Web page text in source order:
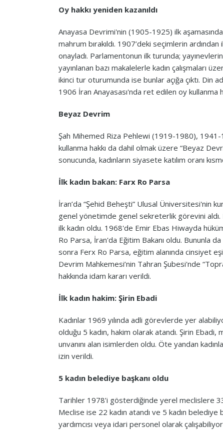
Oy hakkı yeniden kazanıldı
Anayasa Devrimi'nin (1905-1925) ilk
mahrum bırakıldı. 1907’deki seçimlerin
onayladı. Parlamentonun ilk turunda;
yayınlanan bazı makalelerle kadın çalışmaları
ikinci tur oturumunda ise bunlar açığa çıktı. Din
1906 İran Anayasası'nda ret edilen oy kullanma
Beyaz Devrim
Şah Mihemed Riza Pehlewi (1919-1980), 1941-
kullanma hakkı da dahil olmak üzere “Beyaz
sonucunda, kadınların siyasete katılım oranı
İlk kadın bakan: Farx Ro Parsa
İran’da “Şehid Beheşti” Ulusal Üniversitesi'nin
genel yönetimde genel sekreterlik görevini
ilk kadın oldu. 1968'de Emir Ebas Hiwayda
Ro Parsa, İran'da Eğitim Bakanı oldu. Bununla
sonra Ferx Ro Parsa, eğitim alanında cinsiyet
Devrim Mahkemesi’nin Tahran Şubesi'nde
hakkında idam kararı verildi.
İlk kadın hakim: Şirin Ebadi
Kadınlar 1969 yılında adli görevlerde yer
olduğu 5 kadın, hakim olarak atandı. Şirin Ebadi,
unvanını alan isimlerden oldu. Öte yandan
izin verildi.
5 kadın belediye başkanı oldu
Tarihler 1978’i gösterdiğinde yerel meclislere
Meclise ise 22 kadın atandı ve 5 kadın belediye
yardımcısı veya idari personel olarak